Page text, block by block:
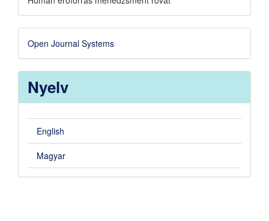
Developed
By
Open Journal Systems
Nyelv
English
Magyar